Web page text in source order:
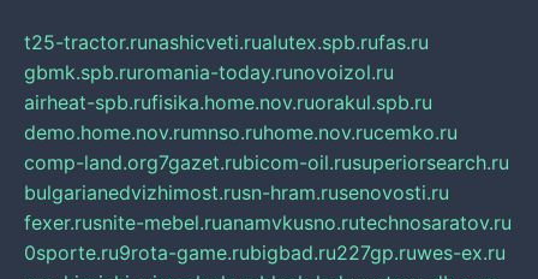
t25-tractor.runashicveti.rualutex.spb.rufas.ru
gbmk.spb.ruromania-today.runovoizol.ru
airheat-spb.rufisika.home.nov.ruorakul.spb.ru
demo.home.nov.rumnso.ruhome.nov.rucemko.ru
comp-land.org7gazet.rubicom-oil.rusuperiorsearch.ru
bulgarianedvizhimost.rusn-hram.rusenovosti.ru
fexer.rusnite-mebel.ruanamvkusno.rutechnosaratov.ru
0sporte.ru9rota-game.rubigbad.ru227gp.ruwes-ex.ru